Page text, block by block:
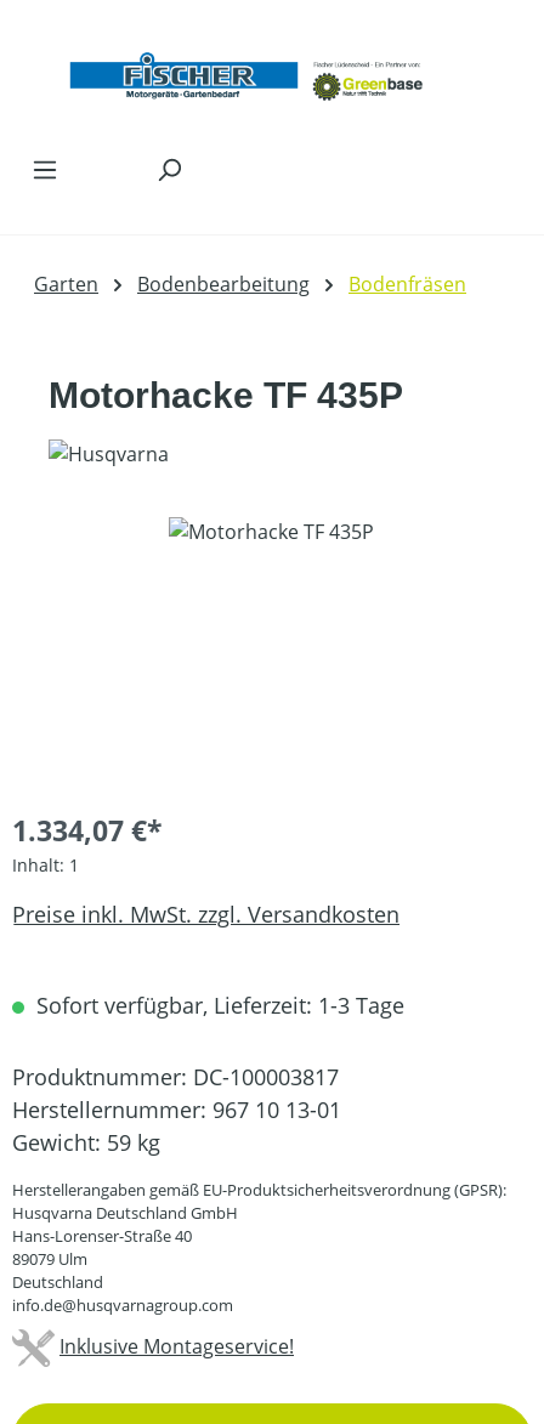
Garten Bodenbearbeitung Bodenfräsen
Motorhacke TF 435P
Bildergalerie überspringen
1.334,07 €*
Inhalt: 1
Preise inkl. MwSt. zzgl. Versandkosten
Sofort verfügbar, Lieferzeit: 1-3 Tage
Produktnummer: DC-100003817
Herstellernummer: 967 10 13-01
Gewicht: 59 kg
Herstellerangaben gemäß EU-Produktsicherheitsverordnung (GPSR):
Husqvarna Deutschland GmbH
Hans-Lorenser-Straße 40
89079 Ulm
Deutschland
info.de@husqvarnagroup.com
Inklusive Montageservice!